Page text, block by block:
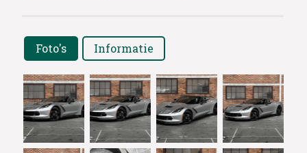
Foto's Informatie